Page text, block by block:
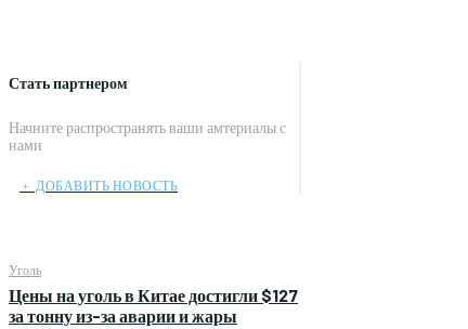
Стать партнером
Начните распространять ваши амтериалы с
нами
﹢ ДОБАВИТЬ НОВОСТЬ
Уголь
Цены на уголь в Китае достигли $127
за тонну из-за аварии и жары